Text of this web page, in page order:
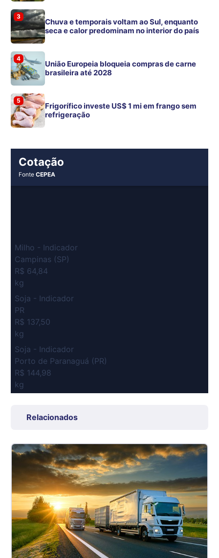
3
Chuva e temporais voltam ao Sul, enquanto
seca e calor predominam no interior do país
4
União Europeia bloqueia compras de carne
brasileira até 2028
5
Frigorífico investe US$ 1 mi em frango sem
refrigeração
Cotação
FonteCEPEA
Milho - Indicador
Campinas (SP)
R$ 64,84
kg
Soja - Indicador
PR
R$ 137,50
kg
Soja - Indicador
Porto de Paranaguá (PR)
R$ 144,98
kg
Grande São Paulo (SP)
R$ 7,53
Suíno - Estadual
R$ 5,08
kg
Suíno - Estadual
MG
R$ 5,05
kg
Suíno - Estadual
Relacionados